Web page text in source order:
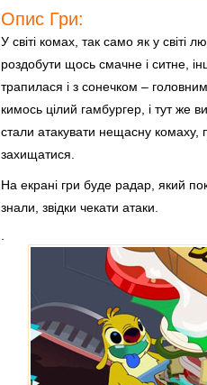
Опис Гри:
У світі комах, так само як у світі
роздобути щось смачне і ситне,
трапилася і з сонечком –
кимось цілий гамбургер, і тут же
стали атакувати нещасну комаху,
захищатися.
На екрані гри буде радар, який
знали, звідки чекати атаки.